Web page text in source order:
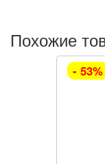
Похожие
- 53%